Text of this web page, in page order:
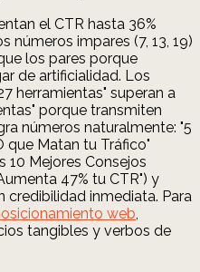
el CTR hasta 36%
números impares (7, 13, 19)
los pares porque
de artificialidad. Los
herramientas" superan a
porque transmiten
números naturalmente: "5
que Matan tu Tráfico"
10 Mejores Consejos
47% tu CTR") y
credibilidad inmediata. Para
web,
tangibles y verbos de